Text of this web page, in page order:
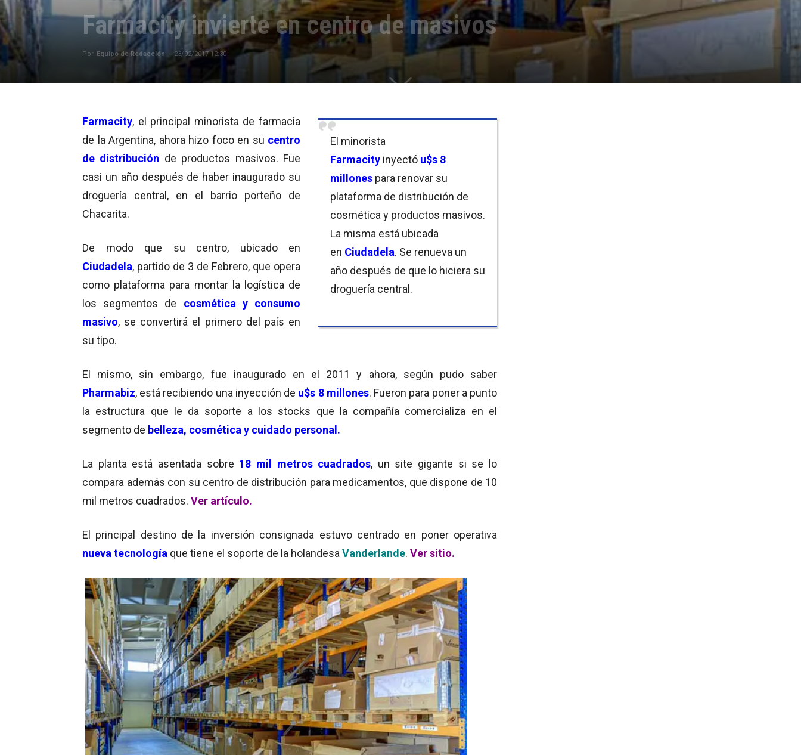
Farmacity invierte en centro de masivos
Por Equipo de Redacción - 23/02/2017 12:30
El minorista
Farmacity inyectó u$s 8
millones para renovar su
plataforma de distribución de
cosmética y productos masivos.
La misma está ubicada
en Ciudadela. Se renueva un
año después de que lo hiciera su
droguería central.
Farmacity, el principal minorista de farmacia
de la Argentina, ahora hizo foco en su centro
de distribución de productos masivos. Fue
casi un año después de haber inaugurado su
droguería central, en el barrio porteño de
Chacarita.
De modo que su centro, ubicado en
Ciudadela, partido de 3 de Febrero, que opera
como plataforma para montar la logística de
los segmentos de cosmética y consumo
masivo, se convertirá el primero del país en
su tipo.
El mismo, sin embargo, fue inaugurado en el 2011 y ahora, según pudo saber
Pharmabiz, está recibiendo una inyección de u$s 8 millones. Fueron para poner a punto
la estructura que le da soporte a los stocks que la compañía comercializa en el
segmento de belleza, cosmética y cuidado personal.
La planta está asentada sobre 18 mil metros cuadrados, un site gigante si se lo
compara además con su centro de distribución para medicamentos, que dispone de 10
mil metros cuadrados. Ver artículo.
El principal destino de la inversión consignada estuvo centrado en poner operativa
nueva tecnología que tiene el soporte de la holandesa Vanderlande. Ver sitio.